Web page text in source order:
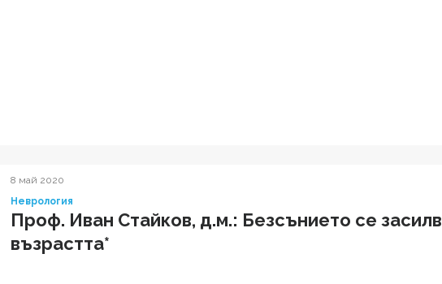
8 май 2020
Неврология
Проф. Иван Cтaйкoв, д.м.: Безсънието се засилва с
възрастта*